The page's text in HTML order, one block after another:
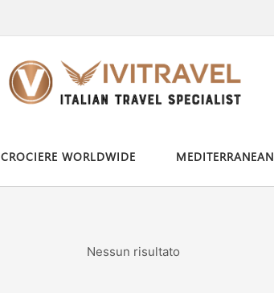
CROCIERE WORLDWIDE MEDITERRANEAN
Nessun risultato